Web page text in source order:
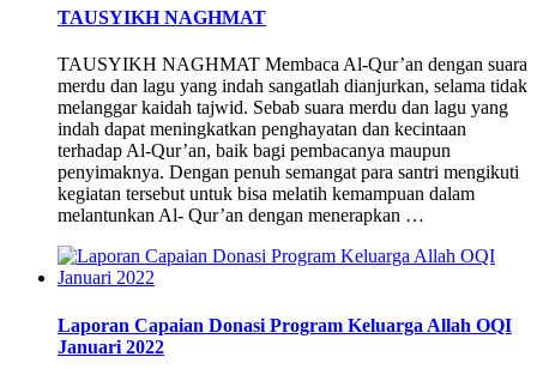
TAUSYIKH NAGHMAT
TAUSYIKH NAGHMAT Membaca Al-Qur’an dengan suara
merdu dan lagu yang indah sangatlah dianjurkan, selama tidak
melanggar kaidah tajwid. Sebab suara merdu dan lagu yang
indah dapat meningkatkan penghayatan dan kecintaan
terhadap Al-Qur’an, baik bagi pembacanya maupun
penyimaknya. Dengan penuh semangat para santri mengikuti
kegiatan tersebut untuk bisa melatih kemampuan dalam
melantunkan Al- Qur’an dengan menerapkan …
Laporan Capaian Donasi Program Keluarga Allah OQI
Januari 2022